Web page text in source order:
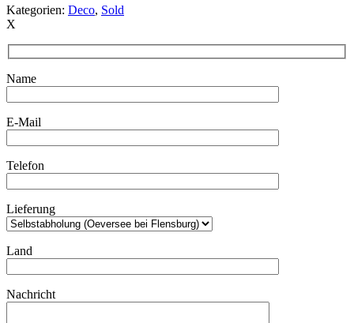
Kategorien: Deco, Sold
X
Name
E-Mail
Telefon
Lieferung
Land
Nachricht